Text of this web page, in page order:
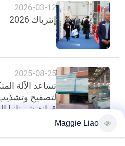
أخبار
خريطة
الموقع
PRIVACY
POLICY
2026-03-12
إنترباك 2026
2025-08-25
تساعد الآلة
لتصفيح
قوانغتشو نانيا
على تعزيز كفاءةMaggie Liao